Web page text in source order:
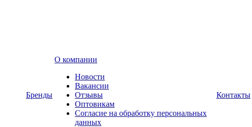
Бренды
О компании
Новости
Вакансии
Отзывы
Оптовикам
Cогласие на обработку персональных
данных
Контакты